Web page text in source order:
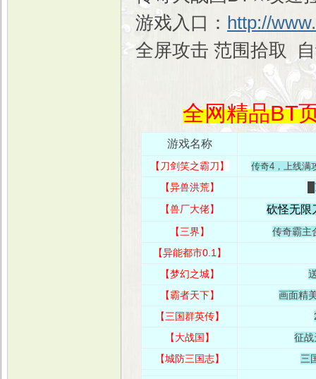
游戏入口： http://
全屏攻击 范围拾取
全网精品BT
游戏名称
【刀剑笑之霸刀】 传奇4，上线满
【异兽洪荒】
【兽厂大佬】
砍怪无限
【三界】
传奇霸主
【异能都市0.1】
【梦幻之城】
【霸者天下】
画面精
【三国群英传】
【大战国】
征战
【城防三国志】
三